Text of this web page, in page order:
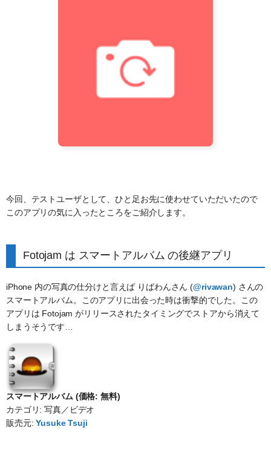
今回、テストユーザとして、ひと足お先に使わせていただいたので
このアプリの気に入ったところをご紹介します。
Fotojam は スマートアルバム の後継アプリ
iPhone 内の写真の仕分けと言えば りばわんさん (@rivawan) さんの
スマートアルバム。このアプリに出会った時は衝撃的でした。この
アプリは Fotojam がリリースされたタイミングでストアから消えて
しまうそうです…
スマートアルバム (価格: 無料)
カテゴリ: 写真／ビデオ
販売元:Yusuke Tsuji